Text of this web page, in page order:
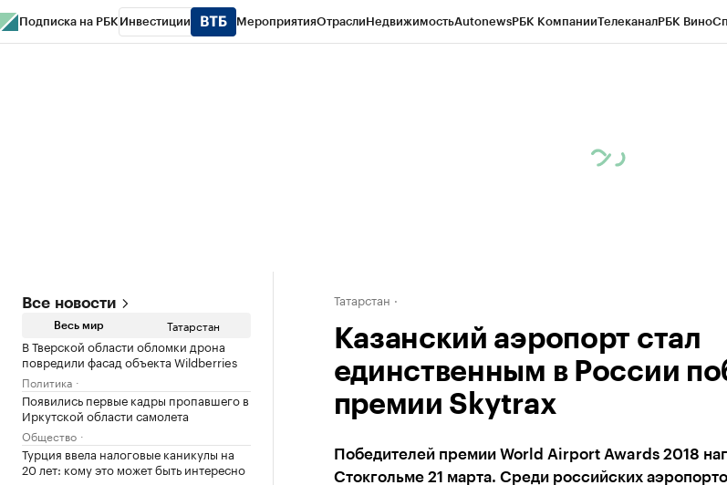
Подписка на РБК Инвестиции МероприятияОтраслиНедвижимостьAutonewsРБК КомпанииТелеканалРБК Вино
Все новости
Весь мир Татарстан
В Тверской области обломки дрона
повредили фасад объекта Wildberries
Политика
Появились первые кадры пропавшего в
Иркутской области самолета
Общество
Турция ввела налоговые каникулы на
20 лет: кому это может быть интересно
Татарстан
Казанский аэропорт стал
единственным в России
премии Skytrax
Победителей премии World Airport Awards 2018
Стокгольме 21 марта. Среди российских